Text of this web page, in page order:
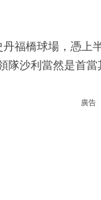
福橋球場，憑上
沙利當然是首當
廣告